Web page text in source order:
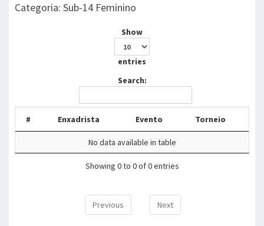
Categoria: Sub-14 Feminino
Show
entries
Search:
# Enxadrista Evento Torneio
No data available in table
Showing 0 to 0 of 0 entries
Previous Next